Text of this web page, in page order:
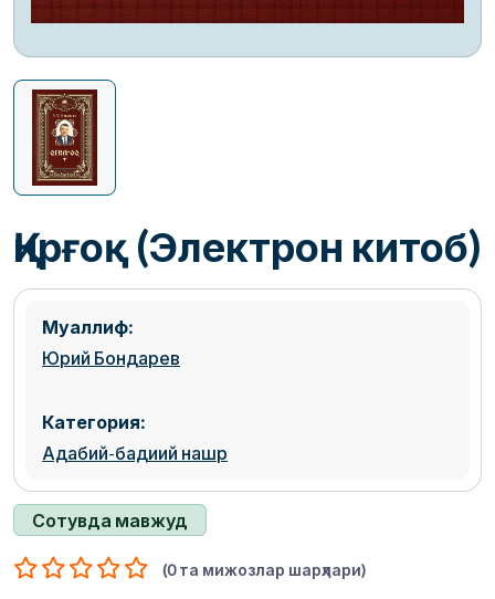
Қирғоқ (Электрон китоб)
Муаллиф:
Юрий Бондарев
Категория:
Адабий-бадиий нашр
Сотувда мавжуд
(0 та мижозлар шарҳлари)